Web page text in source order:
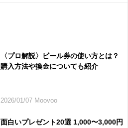
〈プロ解説〉ビール券の使い方とは？
購入方法や換金についても紹介
2026/01/07 Moovoo
面白いプレゼント20選 1,000〜3,000円